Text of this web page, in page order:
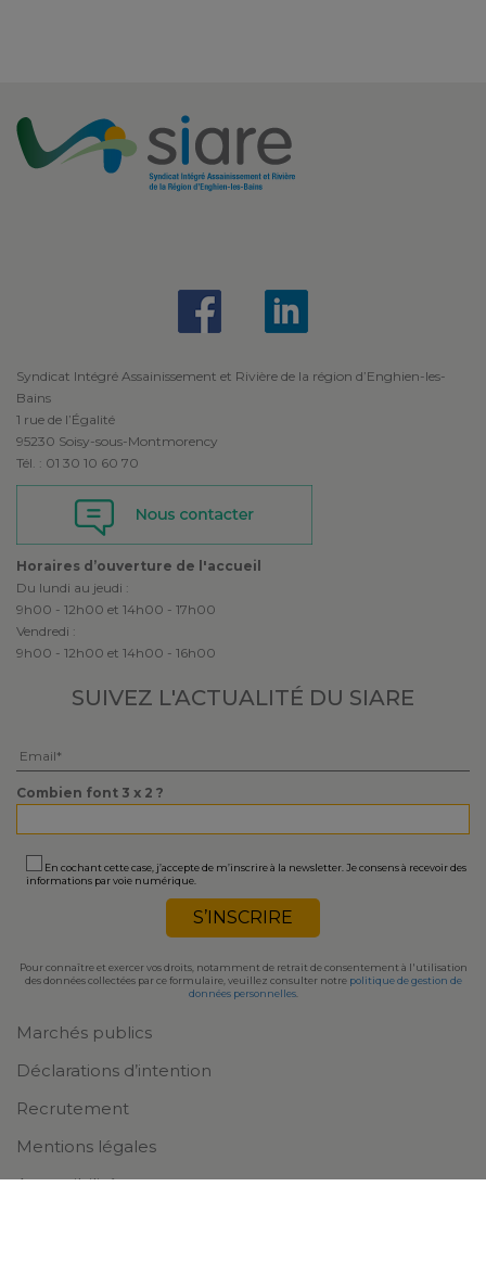
Syndicat Intégré Assainissement et Rivière de la région d’Enghien-les-
Bains
1 rue de l’Égalité
95230 Soisy-sous-Montmorency
Tél. : 01 30 10 60 70
Horaires d’ouverture de l'accueil
Du lundi au jeudi :
9h00 - 12h00 et 14h00 - 17h00
Vendredi :
9h00 - 12h00 et 14h00 - 16h00
SUIVEZ L'ACTUALITÉ DU SIARE
Combien font 3 x 2 ?
En cochant cette case, j’accepte de m’inscrire à la newsletter. Je consens à recevoir des
informations par voie numérique.
Pour connaître et exercer vos droits, notamment de retrait de consentement à l'utilisation
des données collectées par ce formulaire, veuillez consulter notre politique de gestion de
données personnelles.
Marchés publics
Déclarations d’intention
Recrutement
Mentions légales
Accessibilité